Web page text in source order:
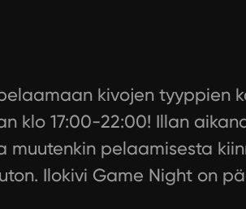
kivojen tyyppien
klo 17:00-22:00! Illan
muutenkin pelaamisesta
Ilokivi Game Night on